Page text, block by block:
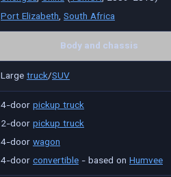
Port Elizabeth, South Africa
Body and chassis
Largetruck/SUV
4-doorpickup truck
2-doorpickup truck
4-doorwagon
4-doorconvertible - based on Humvee